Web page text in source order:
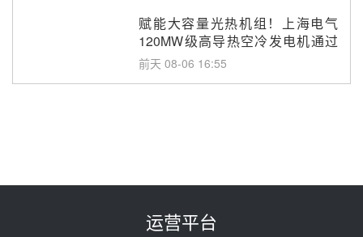
赋能大容量光热机组！上海电气
120MW级高导热空冷发电机通过
型式试验
前天 08-06 16:55
100MW光工程性能试验采购
运营平台